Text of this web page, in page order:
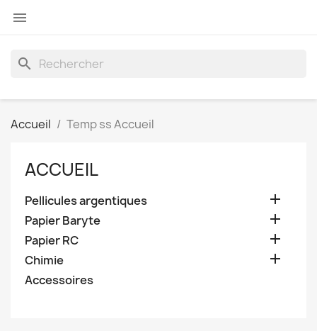

search
Accueil Temp ss Accueil
ACCUEIL
Pellicules argentiques 
Papier Baryte 
Papier RC 
Chimie 
Accessoires